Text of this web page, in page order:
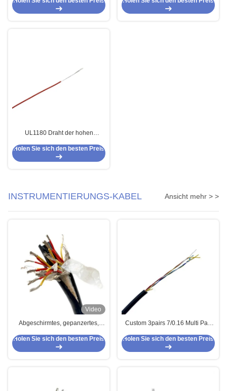
18 AWG-Lehre AWG-Lehre17
AWG-Lehre16
PTFE
UL1180 Draht der hohen
Elektrogeräte
Holen Sie sich den besten Preis
INSTRUMENTIERUNGS-KABEL Ansicht mehr > >
Video
Abgeschirmtes, gepanzertes,
Typ K, Thermoelementkabel, 8
Paar, 16 AWG
Holen Sie sich den besten Preis
Custom 3pairs 7/0.16 Multi Pair
Isolierung Silikonhülle
Holen Sie sich den besten Preis